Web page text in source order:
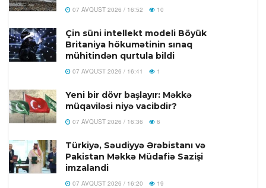
07 AVQUST 2026 / 16:52 10
Çin süni intellekt modeli Böyük
Britaniya hökumətinin sınaq
mühitindən qurtula bildi
07 AVQUST 2026 / 16:41 1
Yeni bir dövr başlayır: Məkkə
müqaviləsi niyə vacibdir?
07 AVQUST 2026 / 16:36 6
Türkiyə, Səudiyyə Ərəbistanı və
Pakistan Məkkə Müdafiə Sazişi
imzalandi
07 AVQUST 2026 / 16:20 19